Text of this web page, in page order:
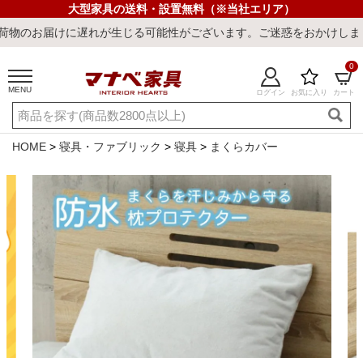
大型家具の送料・設置無料（※当社エリア）
が生じる可能性がございます。ご迷惑をおかけしまして誠に申し
MENU ログイン お気に入り カート
0
ご利用ガイド 新規会員登録
店舗一覧 閲覧履歴
キーワード・商品番号で探す
最短発送 ワークデスク ウィルトンラ
HOME 寝具・ファブリック 寝具 まくらカバー